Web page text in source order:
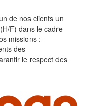
de nos clients un
F) dans le cadre
missions :-
des
le respect des